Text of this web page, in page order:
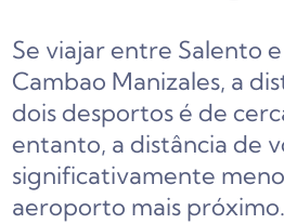
Se viajar entre Salento
Cambao Manizales, a
dois desportos é de
entanto, a distância de
significativamente
aeroporto mais próximo.